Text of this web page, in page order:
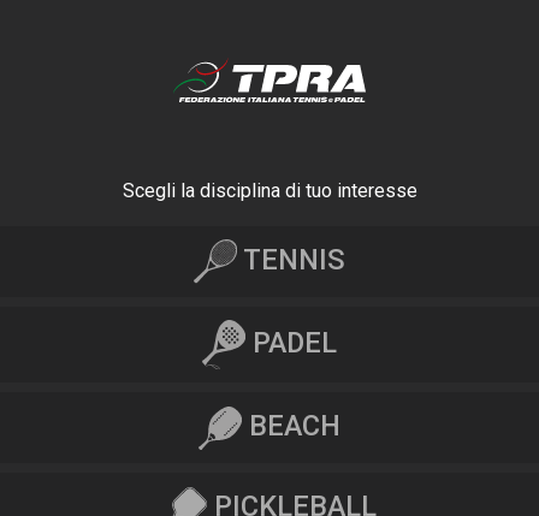
Scegli la disciplina di tuo interesse
TENNIS
PADEL
BEACH
PICKLEBALL